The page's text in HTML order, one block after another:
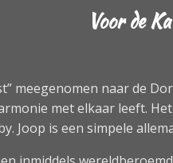
Voor de
meegenomen naar de
met elkaar leeft.
Joop is een simpele